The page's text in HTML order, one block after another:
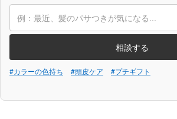
相談する
#カラーの色持ち #頭皮ケア #プチギフト